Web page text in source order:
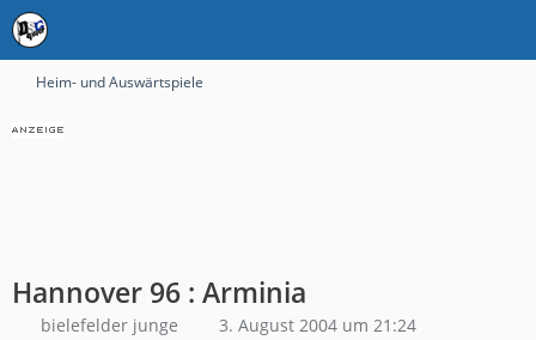
Heim- und Auswärtspiele
Hannover 96 : Arminia
bielefelder junge 3. August 2004 um 21:24